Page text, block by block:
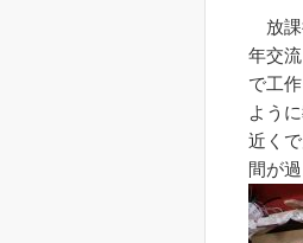
放課
年交
で工
よう
近く
間が